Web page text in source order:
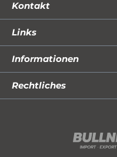
Kontakt
Links
Informationen
Rechtliches